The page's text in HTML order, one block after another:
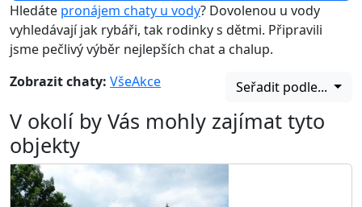
Hledáte pronájem chaty u vody? Dovolenou u vody
vyhledávají jak rybáři, tak rodinky s dětmi. Připravili
jsme pečlivý výběr nejlepších chat a chalup.
Zobrazit chaty: VšeAkce Seřadit podle...
V okolí by Vás mohly zajímat tyto
objekty